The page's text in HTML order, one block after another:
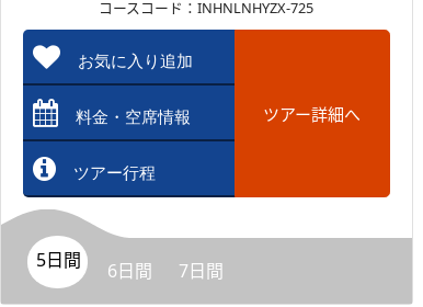
コースコード：INHNLNHYZX-725
お気に入り追加
料金・空席情報
ツアー行程
ツアー詳細へ
5日間 6日間 7日間